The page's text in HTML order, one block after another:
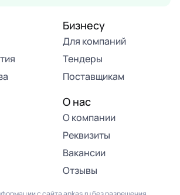
Бизнесу
Для компаний
Тендеры
Поставщикам
О нас
О компании
Реквизиты
Вакансии
Отзывы